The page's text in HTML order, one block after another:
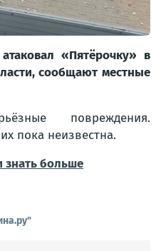
«Пятёрочку» в
сообщают местные
повреждения.
пока неизвестна.
знать больше